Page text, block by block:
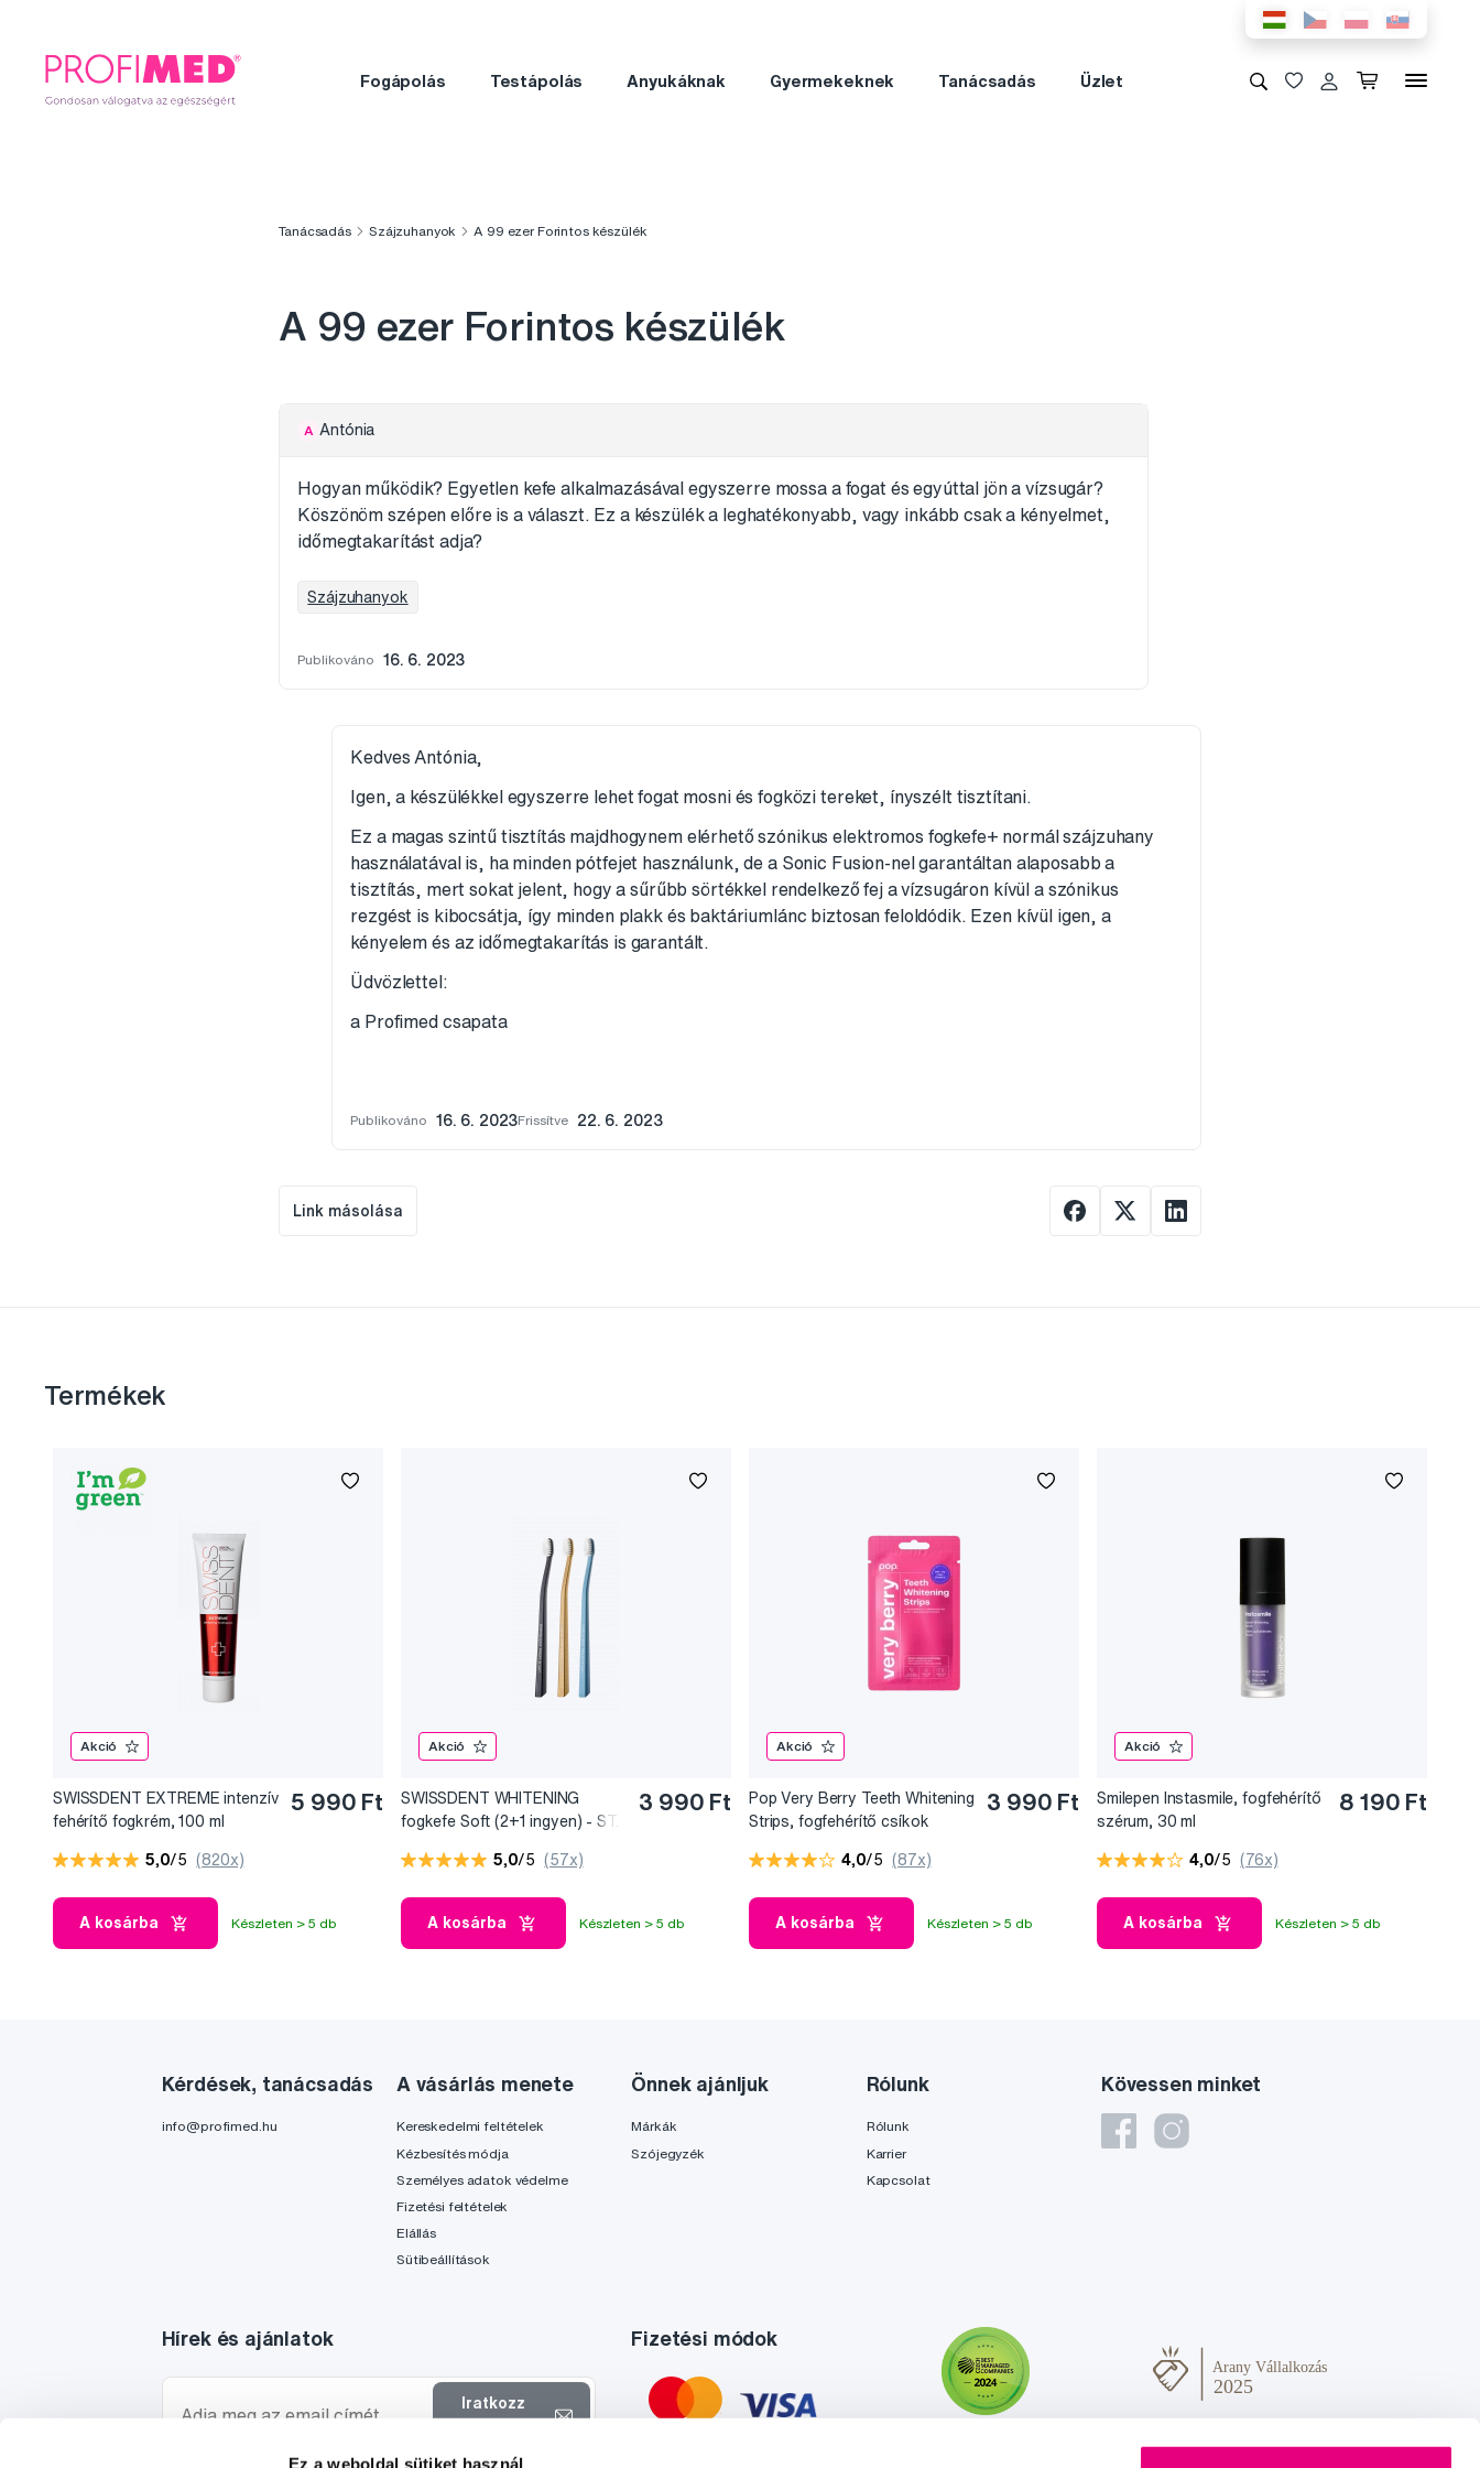
Ez a weboldal sütiket használ
Fogápolás Testápolás Anyukáknak Gyermekeknek Tanácsadás Üzlet
Tanácsadás Szájzuhanyok A 99 ezer Forintos készülék
A 99 ezer Forintos készülék
A Antónia
Hogyan működik? Egyetlen kefe alkalmazásával egyszerre mossa a fogat és egyúttal jön a vízsugár?
Köszönöm szépen előre is a választ. Ez a készülék a leghatékonyabb, vagy inkább csak a kényelmet,
időmegtakarítást adja?
Szájzuhanyok
Publikováno 16. 6. 2023
Kedves Antónia,
Igen, a készülékkel egyszerre lehet fogat mosni és fogközi tereket, ínyszélt tisztítani.
Ez a magas szintű tisztítás majdhogynem elérhető szónikus elektromos fogkefe+ normál szájzuhany
használatával is, ha minden pótfejet használunk, de a Sonic Fusion-nel garantáltan alaposabb a
tisztítás, mert sokat jelent, hogy a sűrűbb sörtékkel rendelkező fej a vízsugáron kívül a szónikus
rezgést is kibocsátja, így minden plakk és baktáriumlánc biztosan feloldódik. Ezen kívül igen, a
kényelem és az időmegtakarítás is garantált.
Üdvözlettel:
a Profimed csapata
Publikováno 16. 6. 2023Frissítve 22. 6. 2023
Link másolása
Termékek
Akció
SWISSDENT EXTREME intenzív
fehérítő fogkrém, 100 ml
5 990 Ft
5,0/5 (820x)
A kosárba Készleten > 5 db
Akció
SWISSDENT WHITENING
fogkefe Soft (2+1 ingyen) - ST.
3 990 Ft
5,0/5 (57x)
A kosárba Készleten > 5 db
Akció
Pop Very Berry Teeth Whitening
Strips, fogfehérítő csíkok
3 990 Ft
4,0/5 (87x)
A kosárba Készleten > 5 db
Akció
Smilepen Instasmile, fogfehérítő
szérum, 30 ml
8 190 Ft
4,0/5 (76x)
A kosárba Készleten > 5 db
Kövessen minket
Kérdések, tanácsadás
info@profimed.hu
A vásárlás menete
Kereskedelmi feltételek
Kézbesítés módja
Személyes adatok védelme
Fizetési feltételek
Elállás
Sütibeállítások
Önnek ajánljuk
Márkák
Szójegyzék
Rólunk
Rólunk
Karrier
Kapcsolat
Hírek és ajánlatok
Iratkozz
Fizetési módok